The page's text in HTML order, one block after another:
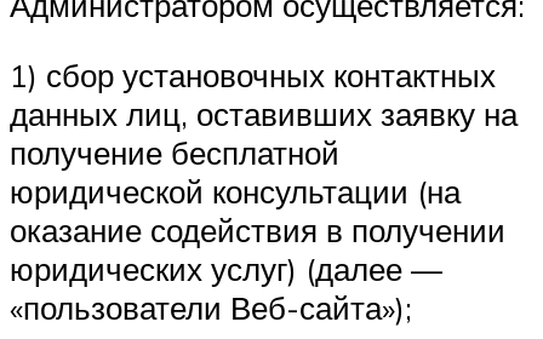
1) сбор установочных контактных
данных лиц, оставивших заявку на
получение бесплатной
юридической консультации (на
оказание содействия в получении
юридических услуг) (далее —
«пользователи Веб-сайта»);